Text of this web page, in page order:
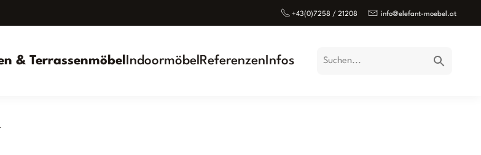
+43(0)7258 / 21208 info@elefant-moebel.at
& Terrassenmöbel Indoormöbel Referenzen Infos